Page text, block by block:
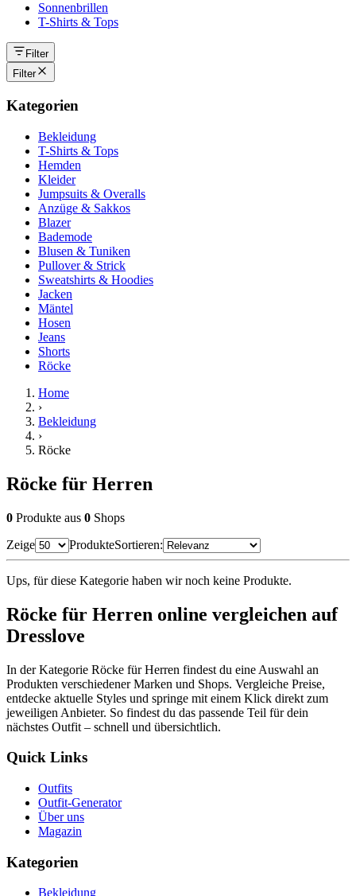
Sonnenbrillen
T-Shirts & Tops
Filter
Filter
Kategorien
Bekleidung
T-Shirts & Tops
Hemden
Kleider
Jumpsuits & Overalls
Anzüge & Sakkos
Blazer
Bademode
Blusen & Tuniken
Pullover & Strick
Sweatshirts & Hoodies
Jacken
Mäntel
Hosen
Jeans
Shorts
Röcke
Home
›
Bekleidung
›
Röcke
Röcke für Herren
0 Produkte aus 0 Shops
Zeige
ProdukteSortieren:
Ups, für diese Kategorie haben wir noch keine Produkte.
Röcke für Herren online vergleichen auf
Dresslove
In der Kategorie Röcke für Herren findest du eine Auswahl an
Produkten verschiedener Marken und Shops. Vergleiche Preise,
entdecke aktuelle Styles und springe mit einem Klick direkt zum
jeweiligen Anbieter. So findest du das passende Teil für dein
nächstes Outfit – schnell und übersichtlich.
Quick Links
Outfits
Outfit-Generator
Über uns
Magazin
Kategorien
Bekleidung